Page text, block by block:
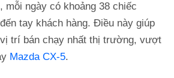
mỗi ngày có khoảng 38 chiếc
tay khách hàng. Điều này giúp
trí bán chạy nhất thị trường, vượt
Mazda CX-5.